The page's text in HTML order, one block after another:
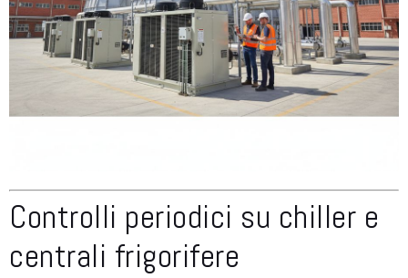
Controlli periodici su chiller e
centrali frigorifere